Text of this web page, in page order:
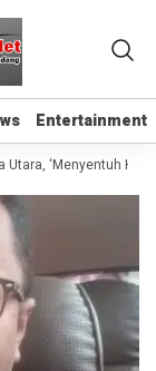
Entertainment
Entertainment
‘Menyentuh Hati